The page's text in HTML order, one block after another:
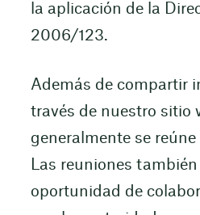
la aplicación de la
2006/123.
Además de compartir
través de nuestro sitio
generalmente se
Las reuniones
oportunidad de